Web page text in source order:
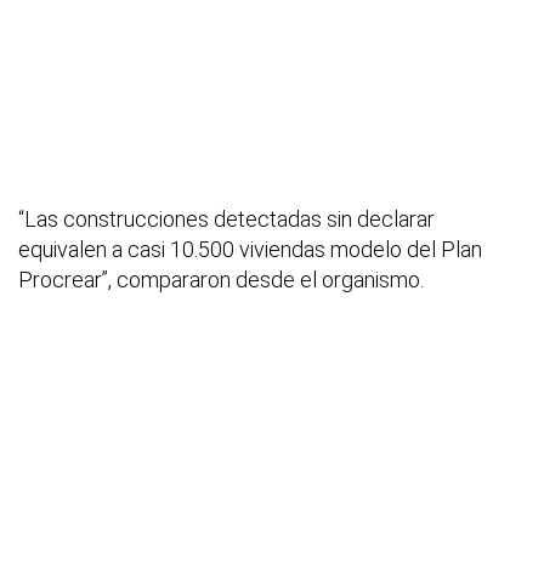
“Las construcciones detectadas sin declarar
equivalen a casi 10.500 viviendas modelo del Plan
Procrear”, compararon desde el organismo.